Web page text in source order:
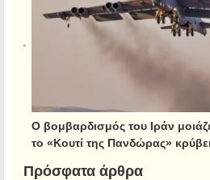
Ο βομβαρδισμός του Ιράν
το «Κουτί της Πανδώρας»
Πρόσφατα άρθρα